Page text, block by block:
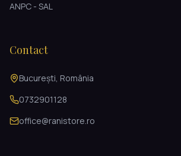
ANPC - SAL
Contact
București, România
0732901128
office@ranistore.ro